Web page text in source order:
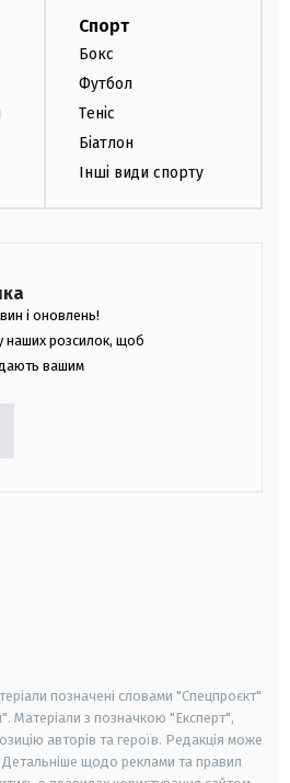
Спорт
Бокс
Футбол
Теніс
Біатлон
Інші види спорту
і оновлень!
наших розсилок, щоб
вашим
позначені словами "Спецпроєкт"
Матеріали з позначкою "Експерт",
авторів та героїв. Редакція може
Детальніше щодо реклами та правил